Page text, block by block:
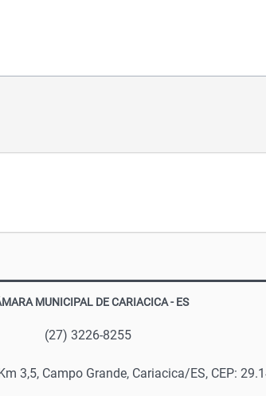
MUNICIPAL DE CARIACICA - ES
(27) 3226-8255
3,5, Campo Grande, Cariacica/ES, CEP: